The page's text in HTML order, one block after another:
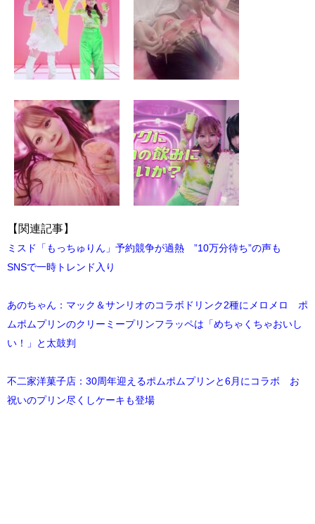
【関連記事】
ミスド「もっちゅりん」予約競争が過熱 ”10万分待ち”の声も
SNSで一時トレンド入り
あのちゃん：マック＆サンリオのコラボドリンク2種にメロメロ ポ
ムポムプリンのクリーミープリンフラッペは「めちゃくちゃおいし
い！」と太鼓判
不二家洋菓子店：30周年迎えるポムポムプリンと6月にコラボ お
祝いのプリン尽くしケーキも登場